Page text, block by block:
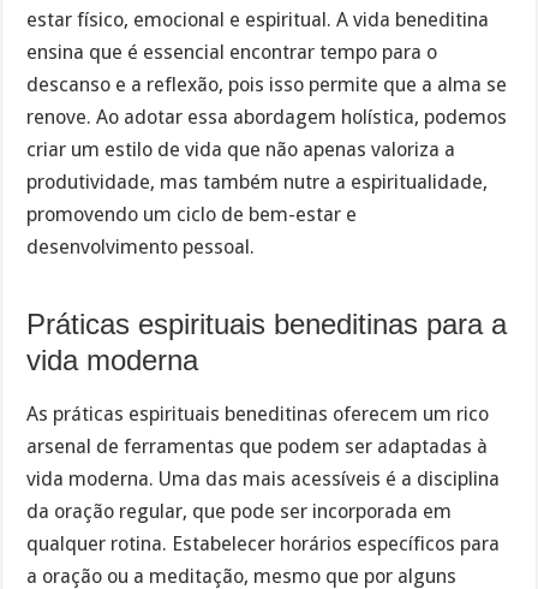
estar físico, emocional e espiritual. A vida beneditina
ensina que é essencial encontrar tempo para o
descanso e a reflexão, pois isso permite que a alma se
renove. Ao adotar essa abordagem holística, podemos
criar um estilo de vida que não apenas valoriza a
produtividade, mas também nutre a espiritualidade,
promovendo um ciclo de bem-estar e
desenvolvimento pessoal.
Práticas espirituais beneditinas para a
vida moderna
As práticas espirituais beneditinas oferecem um rico
arsenal de ferramentas que podem ser adaptadas à
vida moderna. Uma das mais acessíveis é a disciplina
da oração regular, que pode ser incorporada em
qualquer rotina. Estabelecer horários específicos para
a oração ou a meditação, mesmo que por alguns